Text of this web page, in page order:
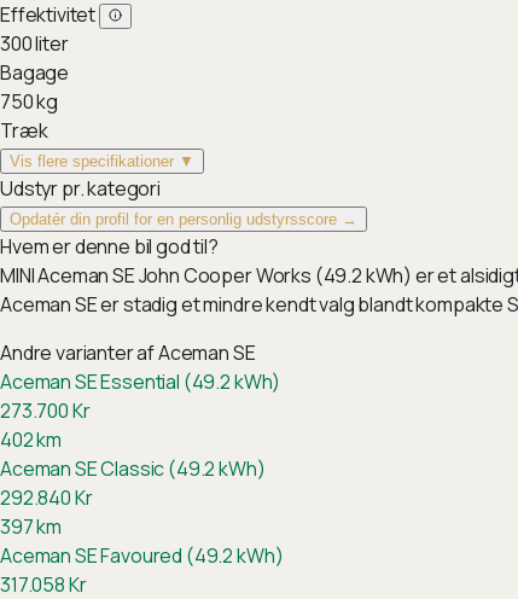
Effektivitet
300liter
Bagage
750kg
Træk
Vis flere specifikationer ▼
Udstyr pr. kategori
Opdatér din profil for en personlig udstyrsscore →
Hvem er denne bil god til?
MINI Aceman SE John Cooper Works (49.2 kWh) er et
Aceman SE er stadig et mindre kendt valg blandt kompakte
Andre varianter afAceman SE
Aceman SE Essential (49.2 kWh)
273.700Kr
402km
Aceman SE Classic (49.2 kWh)
292.840Kr
397km
Aceman SE Favoured (49.2 kWh)
317.058Kr